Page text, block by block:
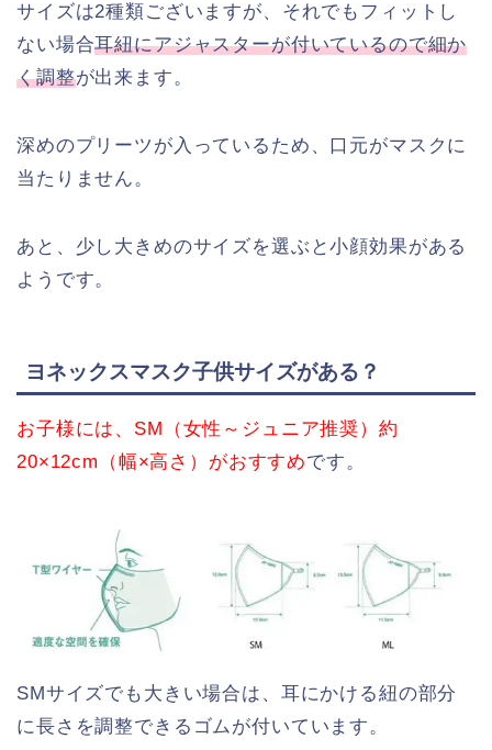
サイズは2種類ございますが、それでもフィットし
ない場合耳紐にアジャスターが付いているので細か
く調整が出来ます。
深めのプリーツが入っているため、口元がマスクに
当たりません。
あと、少し大きめのサイズを選ぶと小顔効果がある
ようです。
ヨネックスマスク子供サイズがある？
お子様には、SM（女性～ジュニア推奨）約
20×12cm（幅×高さ）がおすすめです。
SMサイズでも大きい場合は、耳にかける紐の部分
に長さを調整できるゴムが付いています。